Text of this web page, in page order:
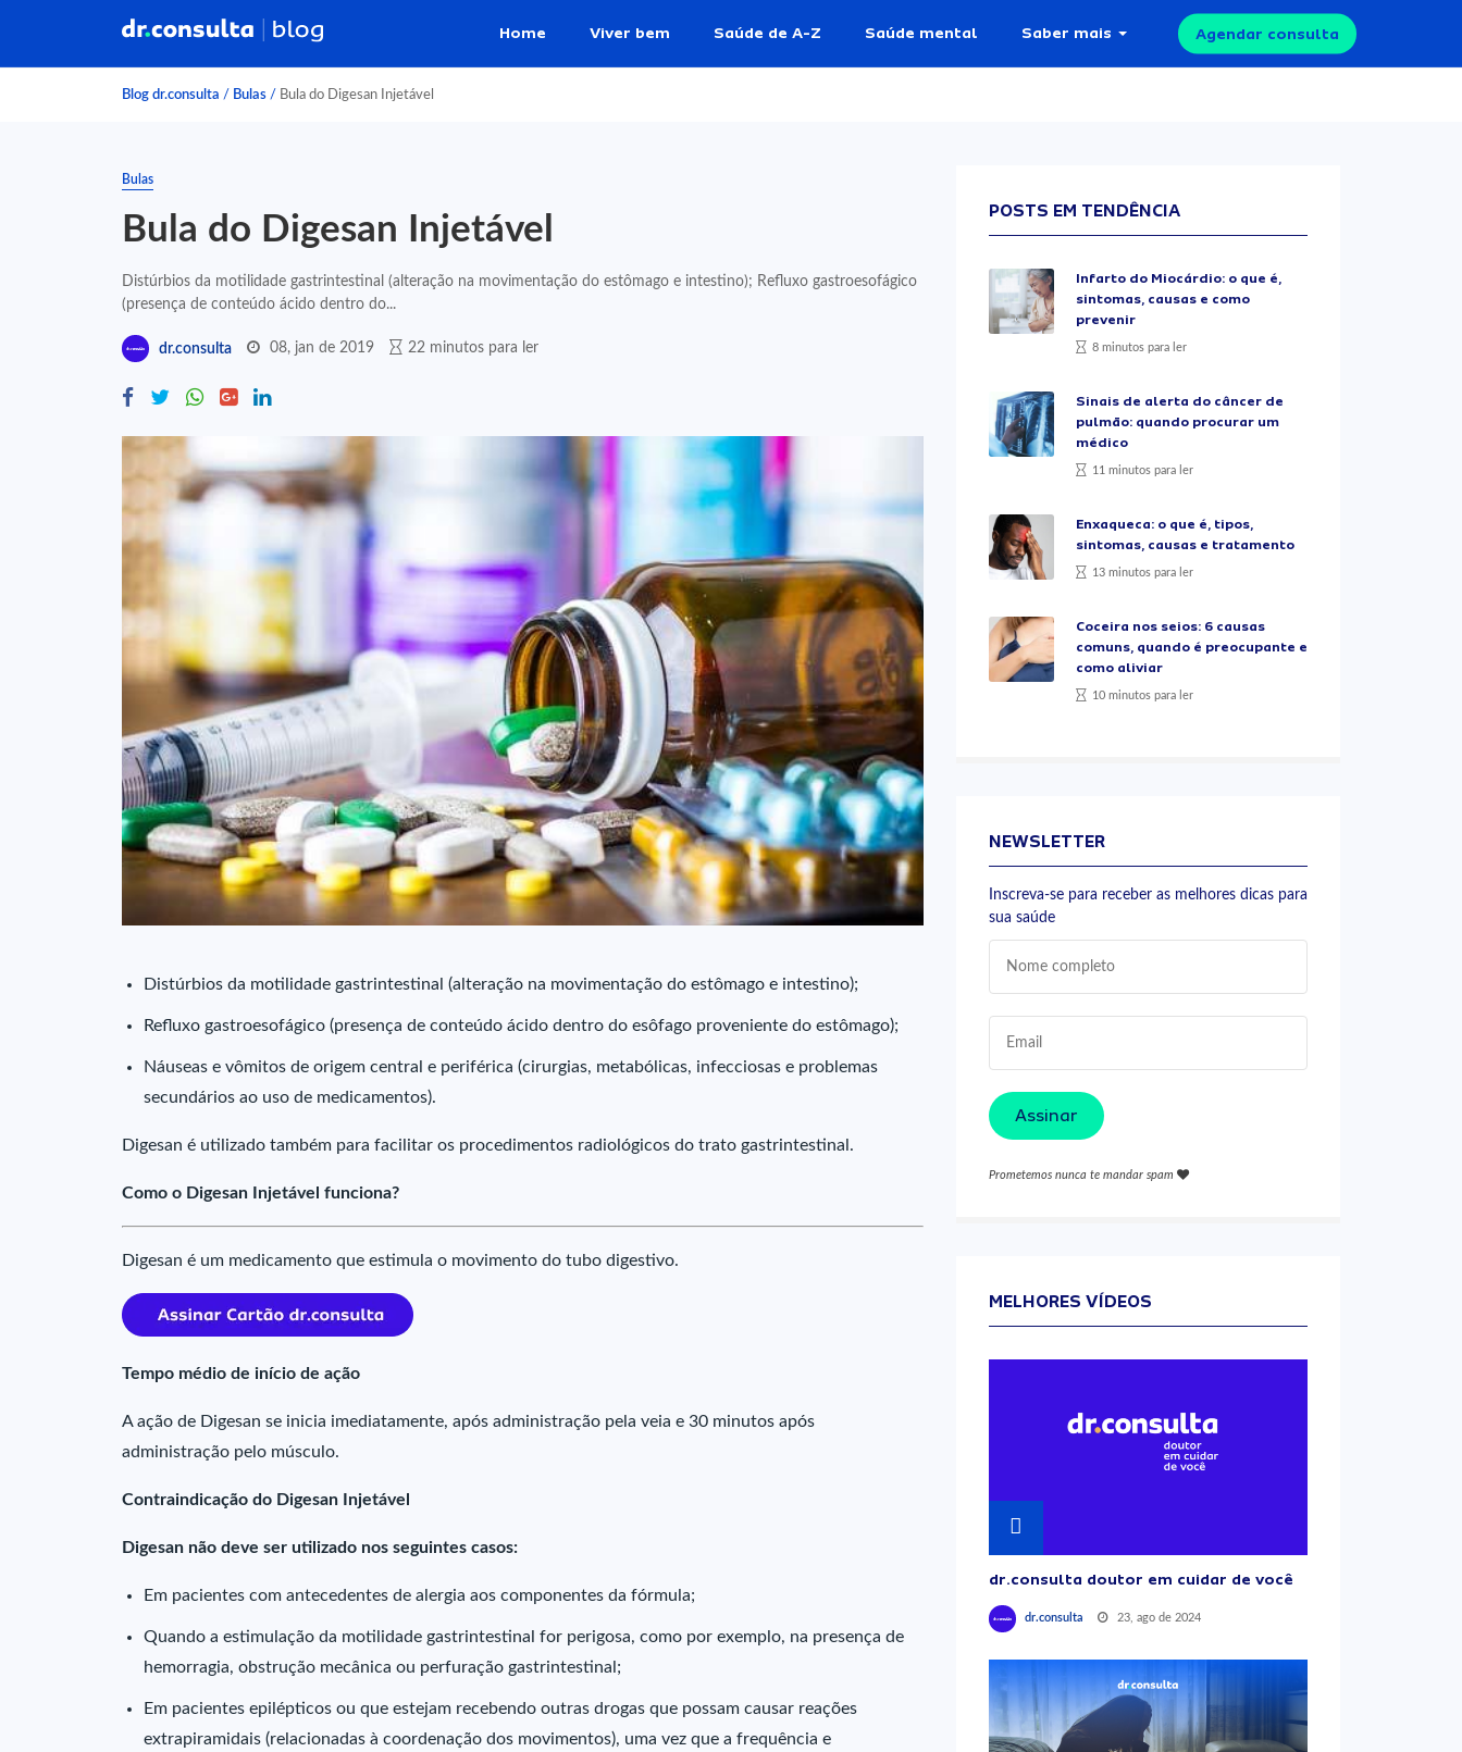
Home Viver bem Saúde de A-Z Saúde mental Saber mais Agendar consulta
Blog dr.consulta / Bulas / Bula do Digesan Injetável
Bulas
Bula do Digesan Injetável
Distúrbios da motilidade gastrintestinal (alteração na movimentação do estômago e intestino); Refluxo gastroesofágico
(presença de conteúdo ácido dentro do...
dr.consulta 08, jan de 2019 22 minutos para ler
Distúrbios da motilidade gastrintestinal (alteração na movimentação do estômago e intestino);
Refluxo gastroesofágico (presença de conteúdo ácido dentro do esôfago proveniente do estômago);
Náuseas e vômitos de origem central e periférica (cirurgias, metabólicas, infecciosas e problemas
secundários ao uso de medicamentos).
Digesan é utilizado também para facilitar os procedimentos radiológicos do trato gastrintestinal.
Como o Digesan Injetável funciona?
Digesan é um medicamento que estimula o movimento do tubo digestivo.
Tempo médio de início de ação
A ação de Digesan se inicia imediatamente, após administração pela veia e 30 minutos após
administração pelo músculo.
Contraindicação do Digesan Injetável
Digesan não deve ser utilizado nos seguintes casos:
Em pacientes com antecedentes de alergia aos componentes da fórmula;
Quando a estimulação da motilidade gastrintestinal for perigosa, como por exemplo, na presença de
hemorragia, obstrução mecânica ou perfuração gastrintestinal;
Em pacientes epilépticos ou que estejam recebendo outras drogas que possam causar reações
extrapiramidais (relacionadas à coordenação dos movimentos), uma vez que a frequência e
POSTS EM TENDÊNCIA
Infarto do Miocárdio: o que é,
sintomas, causas e como
prevenir
8 minutos para ler
Sinais de alerta do câncer de
pulmão: quando procurar um
médico
11 minutos para ler
Enxaqueca: o que é, tipos,
sintomas, causas e tratamento
13 minutos para ler
Coceira nos seios: 6 causas
comuns, quando é preocupante e
como aliviar
10 minutos para ler
NEWSLETTER
Inscreva-se para receber as melhores dicas para
sua saúde
Assinar
Prometemos nunca te mandar spam
MELHORES VÍDEOS
dr.consulta doutor em cuidar de você
dr.consulta 23, ago de 2024